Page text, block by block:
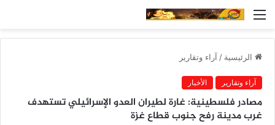
القائمة
الرئيسية / آراء وتقارير
آراء وتقارير الأخبار
مصادر فلسطينية: غارة لطيران العدو الإسرائيلي تستهدف
غرب مدينة رفح جنوب قطاع غزة